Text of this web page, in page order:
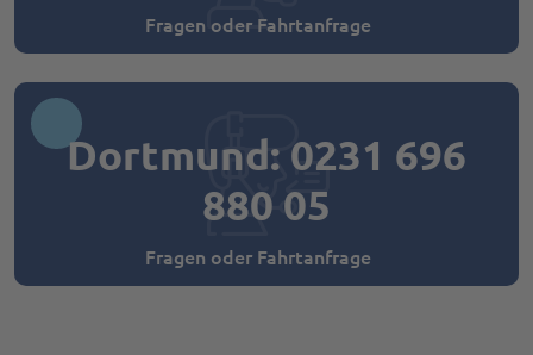
Fragen oder Fahrtanfrage
Dortmund: 0231 696
880 05
Fragen oder Fahrtanfrage